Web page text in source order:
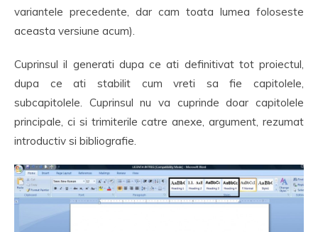
variantele precedente, dar cam toata lumea foloseste
aceasta versiune acum).
Cuprinsul il generati dupa ce ati definitivat tot proiectul,
dupa ce ati stabilit cum vreti sa fie capitolele,
subcapitolele. Cuprinsul nu va cuprinde doar capitolele
principale, ci si trimiterile catre anexe, argument, rezumat
introductiv si bibliografie.